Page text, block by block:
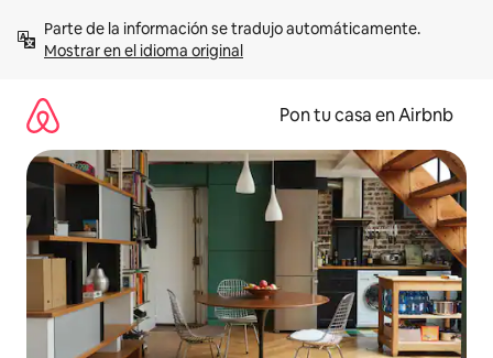
contenidoMostrar en el idioma original
Pon tu casa en Airbnb